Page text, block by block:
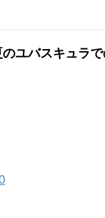
のユバスキュラで